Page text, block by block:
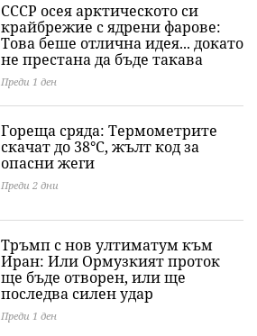
СССР осея арктическото си
крайбрежие с ядрени фарове:
Това беше отлична идея... докато
не престана да бъде такава
Преди 1 ден
Гореща сряда: Термометрите
скачат до 38°C, жълт код за
опасни жеги
Преди 2 дни
Тръмп с нов ултиматум към
Иран: Или Ормузкият проток
ще бъде отворен, или ще
последва силен удар
Преди 1 ден